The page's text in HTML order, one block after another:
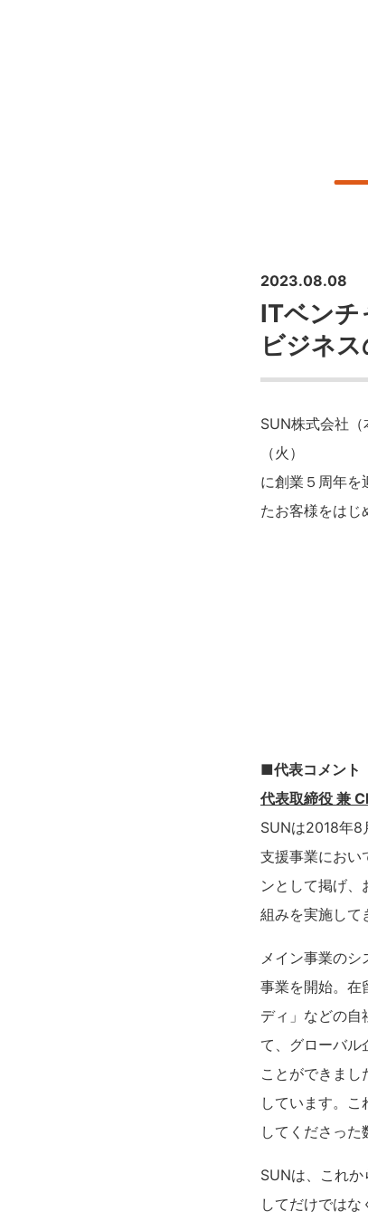
2023.08.08
ITベンチ
ビジネ
SUN株式会社
（火）
に創業５周年を
たお客様をはじ
■代表コメント
代表取締役 兼
SUNは2018年8
支援事業におい
ンとして掲げ、
組みを実施して
メイン事業の
事業を開始。在
ディ」などの自
て、グローバル
ことができま
しています。
してくださった
SUNは、これ
してだけでは